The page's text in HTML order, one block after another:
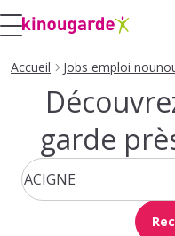
Accueil Jobs emploi
garde